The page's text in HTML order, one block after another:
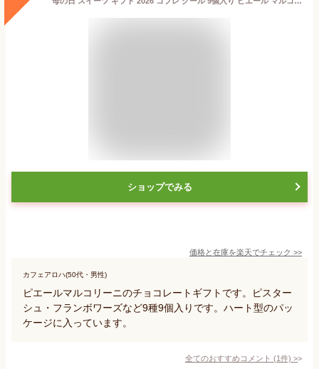
ショップでみる
価格と在庫を楽天でチェック >>
カフェアロハ(50代・男性)
ピエールマルコリーニのチョコレートギフトです。ピスター
シュ・フランボワーズなど9種9個入りです。ハート型のパッ
ケージに入っています。
全てのおすすめコメント (1件) >